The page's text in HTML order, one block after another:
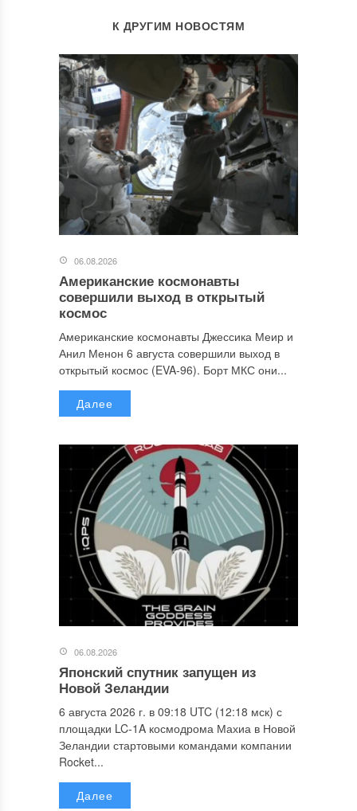
К ДРУГИМ НОВОСТЯМ
06.08.2026
Американские космонавты
совершили выход в открытый
космос
Американские космонавты Джессика Меир и
Анил Менон 6 августа совершили выход в
открытый космос (EVA-96). Борт МКС они...
Далее
06.08.2026
Японский спутник запущен из
Новой Зеландии
6 августа 2026 г. в 09:18 UTC (12:18 мск) с
площадки LC-1A космодрома Махиа в Новой
Зеландии стартовыми командами компании
Rocket...
Далее